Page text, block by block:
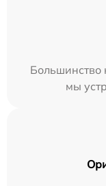
Большинство
мы